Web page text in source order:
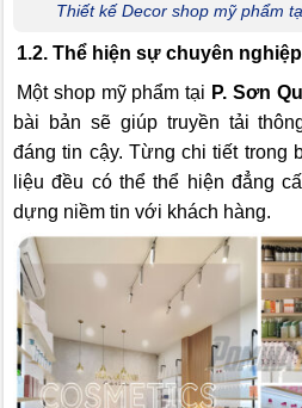
Thiết kế Decor shop mỹ phẩm
1.2. Thể hiện sự chuyên nghiệp
Một shop mỹ phẩm tại P. Sơn
bài bản sẽ giúp truyền tải
đáng tin cậy. Từng chi tiết trong
liệu đều có thể thể hiện đẳng
dựng niềm tin với khách hàng.